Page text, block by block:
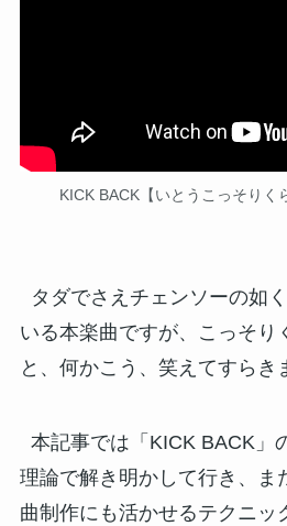
KICK BACK【いとうこっそりく
タダでさえチェンソーの如
いる本楽曲ですが、こっそり
と、何かこう、笑えてすらき
本記事では「KICK BACK」
理論で解き明かして行き、ま
曲制作にも活かせるテクニッ